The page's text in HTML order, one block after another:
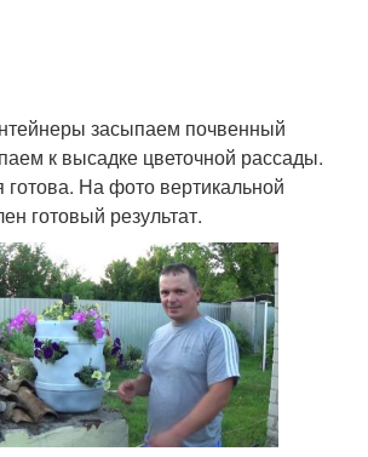
засыпаем почвенный
к высадке цветочной рассады.
На фото вертикальной
готовый результат.